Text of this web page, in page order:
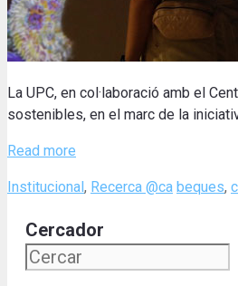
La UPC, en col·laboració amb el
sostenibles, en el marc de la
Read more
Categories
Institucional, Recerca @ca Tags
beques,
Cercador